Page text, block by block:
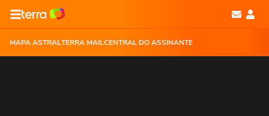
MAPA ASTRALTERRA MAILCENTRAL DO ASSINANTE